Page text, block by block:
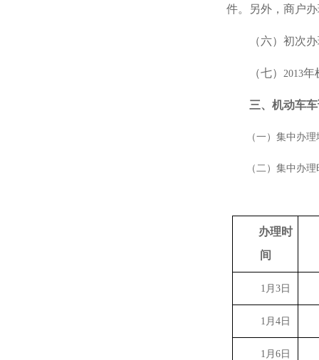
件。另外，商户
（六）初次
（七） 2013年
三、机动车
（一）集中办
（二）集中办
办理时
间
1 月 3日
1 月 4日
1 月 6日